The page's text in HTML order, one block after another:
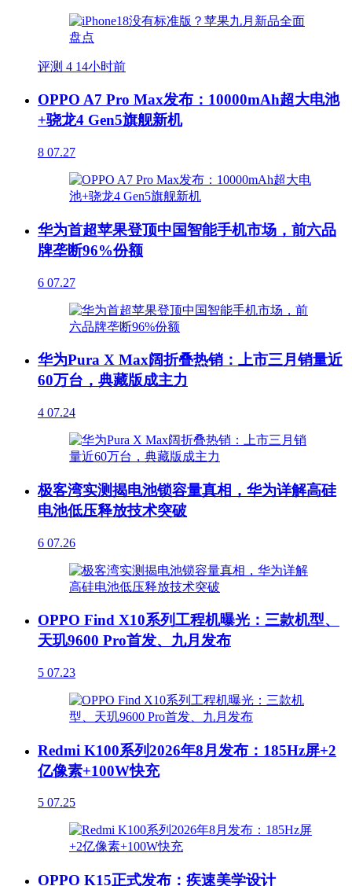
评测 4 14小时前
OPPO A7 Pro Max发布：10000mAh超大电池
+骁龙4 Gen5旗舰新机
8 07.27
华为首超苹果登顶中国智能手机市场，前六品
牌垄断96%份额
6 07.27
华为Pura X Max阔折叠热销：上市三月销量近
60万台，典藏版成主力
4 07.24
极客湾实测揭电池锁容量真相，华为详解高硅
电池低压释放技术突破
6 07.26
OPPO Find X10系列工程机曝光：三款机型、
天玑9600 Pro首发、九月发布
5 07.23
Redmi K100系列2026年8月发布：185Hz屏+2
亿像素+100W快充
5 07.25
OPPO K15正式发布：疾速美学设计